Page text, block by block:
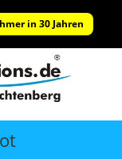
in 30 Jahren